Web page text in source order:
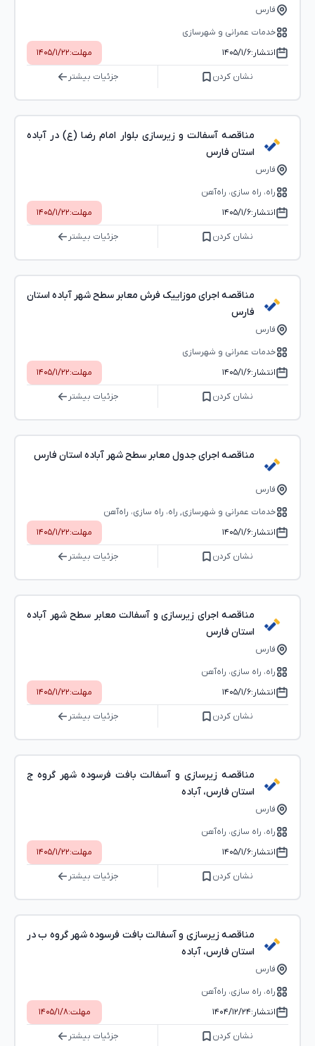
فارس
خدمات عمرانی و شهرسازی
انتشار:۱۴۰۵/۱/۶ مهلت:۱۴۰۵/۱/۲۲
نشان کردن جزئیات بیشتر
مناقصه آسفالت و زیرسازی بلوار امام رضا (ع) در آباده
استان فارس
فارس
راه، راه‌ سازی، راه‌آهن
انتشار:۱۴۰۵/۱/۶ مهلت:۱۴۰۵/۱/۲۲
نشان کردن جزئیات بیشتر
مناقصه اجرای موزاییک فرش معابر سطح شهر آباده استان
فارس
فارس
خدمات عمرانی و شهرسازی
انتشار:۱۴۰۵/۱/۶ مهلت:۱۴۰۵/۱/۲۲
نشان کردن جزئیات بیشتر
مناقصه اجرای جدول معابر سطح شهر آباده استان فارس
فارس
خدمات عمرانی و شهرسازی, راه، راه‌ سازی، راه‌آهن
انتشار:۱۴۰۵/۱/۶ مهلت:۱۴۰۵/۱/۲۲
نشان کردن جزئیات بیشتر
مناقصه اجرای زیرسازی و آسفالت معابر سطح شهر آباده
استان فارس
فارس
راه، راه‌ سازی، راه‌آهن
انتشار:۱۴۰۵/۱/۶ مهلت:۱۴۰۵/۱/۲۲
نشان کردن جزئیات بیشتر
مناقصه زیرسازی و آسفالت بافت فرسوده شهر گروه ج
استان فارس، آباده
فارس
راه، راه‌ سازی، راه‌آهن
انتشار:۱۴۰۵/۱/۶ مهلت:۱۴۰۵/۱/۲۲
نشان کردن جزئیات بیشتر
مناقصه زیرسازی و آسفالت بافت فرسوده شهر گروه ب در
استان فارس، آباده
فارس
راه، راه‌ سازی، راه‌آهن
انتشار:۱۴۰۴/۱۲/۲۴ مهلت:۱۴۰۵/۱/۸
نشان کردن جزئیات بیشتر